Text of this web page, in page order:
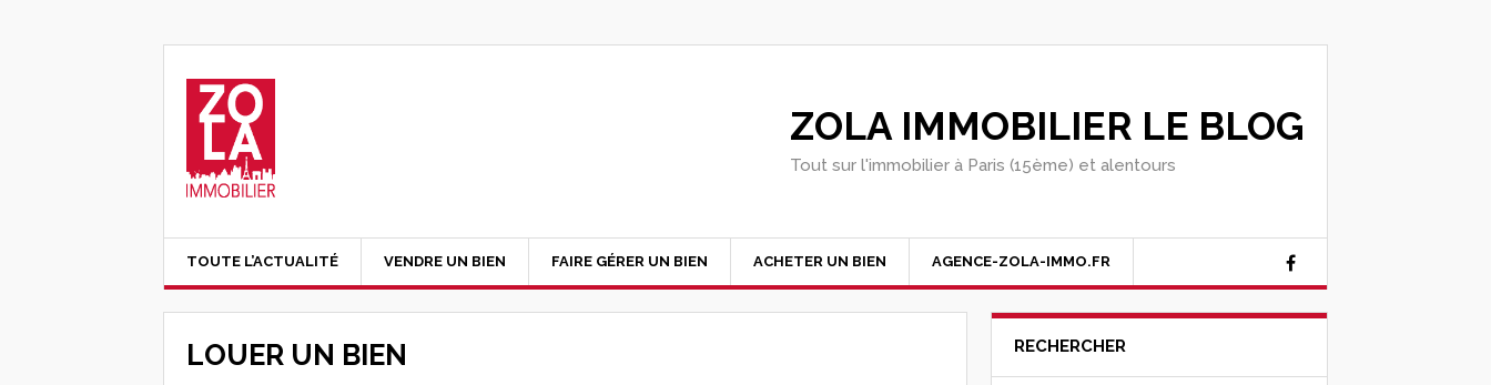
ZOLA IMMOBILIER LE BLOG
Tout sur l'immobilier à Paris (15ème) et alentours
TOUTE L’ACTUALITÉ VENDRE UN BIEN FAIRE GÉRER UN BIEN ACHETER UN BIEN AGENCE-ZOLA-IMMO.FR
LOUER UN BIEN RECHERCHER